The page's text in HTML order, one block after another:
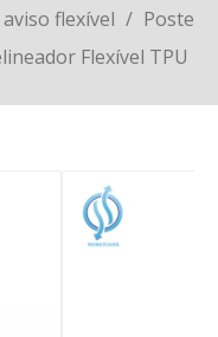
flexível / Poste
Flexível TPU